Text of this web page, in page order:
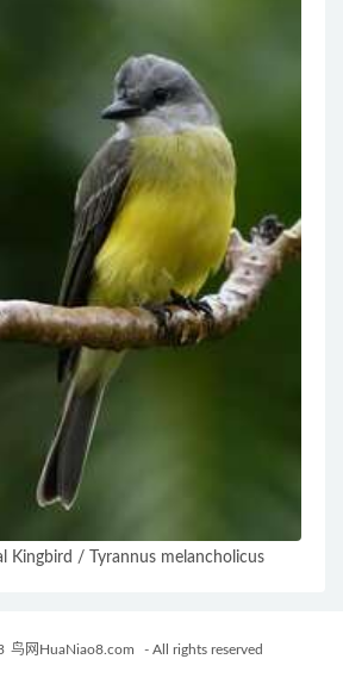
Kingbird / Tyrannus melancholicus
鸟网HuaNiao8.com - All rights reserved